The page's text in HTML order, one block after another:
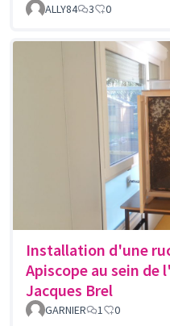
ALLY84 3 0
Installation d'une
Apiscope au sein de
Jacques Brel
GARNIER 1 0